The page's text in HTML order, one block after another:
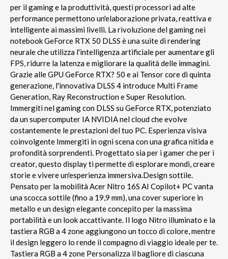
per il gaming e la produttività, questi processori ad alte
performance permettono un'elaborazione privata, reattiva e
intelligente ai massimi livelli. La rivoluzione del gaming nei
notebook GeForce RTX 50 DLSS è una suite di rendering
neurale che utilizza l'intelligenza artificiale per aumentare gli
FPS, ridurre la latenza e migliorare la qualità delle immagini.
Grazie alle GPU GeForce RTX? 50 e ai Tensor core di quinta
generazione, l'innovativa DLSS 4 introduce Multi Frame
Generation, Ray Reconstruction e Super Resolution.
Immergiti nel gaming con DLSS su GeForce RTX, potenziato
da un supercomputer IA NVIDIA nel cloud che evolve
costantemente le prestazioni del tuo PC. Esperienza visiva
coinvolgente Immergiti in ogni scena con una grafica nitida e
profondità sorprendenti. Progettato sia per i gamer che per i
creator, questo display ti permette di esplorare mondi, creare
storie e vivere un'esperienza immersiva.Design sottile.
Pensato per la mobilità Acer Nitro 16S AI Copilot+ PC vanta
una scocca sottile (fino a 19,9 mm), una cover superiore in
metallo e un design elegante concepito per la massima
portabilità e un look accattivante. Il logo Nitro illuminato e la
tastiera RGB a 4 zone aggiungono un tocco di colore, mentre
il design leggero lo rende il compagno di viaggio ideale per te.
Tastiera RGB a 4 zone Personalizza il bagliore di ciascuna